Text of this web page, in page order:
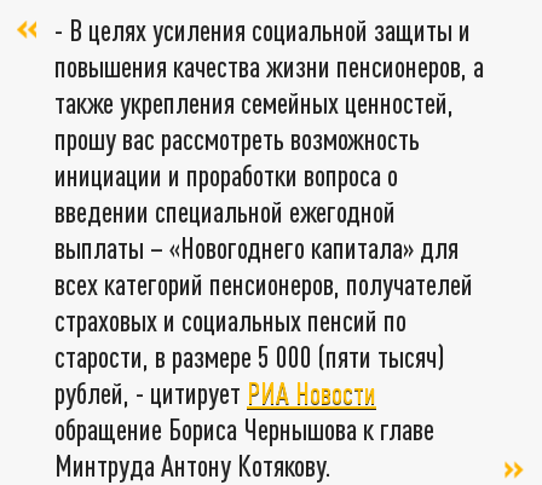
- В целях усиления социальной защиты и
повышения качества жизни пенсионеров, а
также укрепления семейных ценностей,
прошу вас рассмотреть возможность
инициации и проработки вопроса о
введении специальной ежегодной
выплаты – «Новогоднего капитала» для
всех категорий пенсионеров, получателей
страховых и социальных пенсий по
старости, в размере 5 000 (пяти тысяч)
рублей, - цитирует РИА Новости
обращение Бориса Чернышова к главе
Минтруда Антону Котякову.